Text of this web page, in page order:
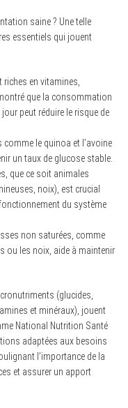
saine ? Une telle
essentiels qui jouent
en vitamines,
que la consommation
peut réduire le risque de
comme le quinoa et l’avoine
un taux de glucose stable.
que ce soit animales
noix), est crucial
du système
non saturées, comme
ou les noix, aide à maintenir
(glucides,
et minéraux), jouent
National Nutrition Santé
adaptées aux besoins
l’importance de la
et assurer un apport